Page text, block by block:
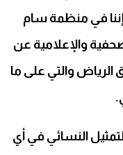
في منظمة سام
والإعلامية عن
الرياض والتي على ما
النسائي في أي